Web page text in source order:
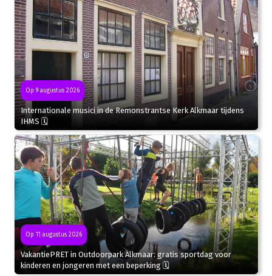
Op 9 augustus 2026
Internationale musici in de Remonstrantse Kerk Alkmaar tijdens
IHMS 🗓
Op 11 augustus 2026
VakantiePRET in Outdoorpark Alkmaar: gratis sportdag voor
kinderen en jongeren met een beperking 🗓